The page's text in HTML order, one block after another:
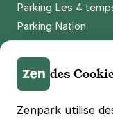
Parking Les 4
Parking Nation
Parking Porte de
Parking Lille Grand
Parking Euralille
des
Zenpark utilise